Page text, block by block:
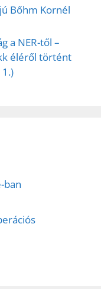
Bőhm Kornél
a NER-től –
éléről történt
ban